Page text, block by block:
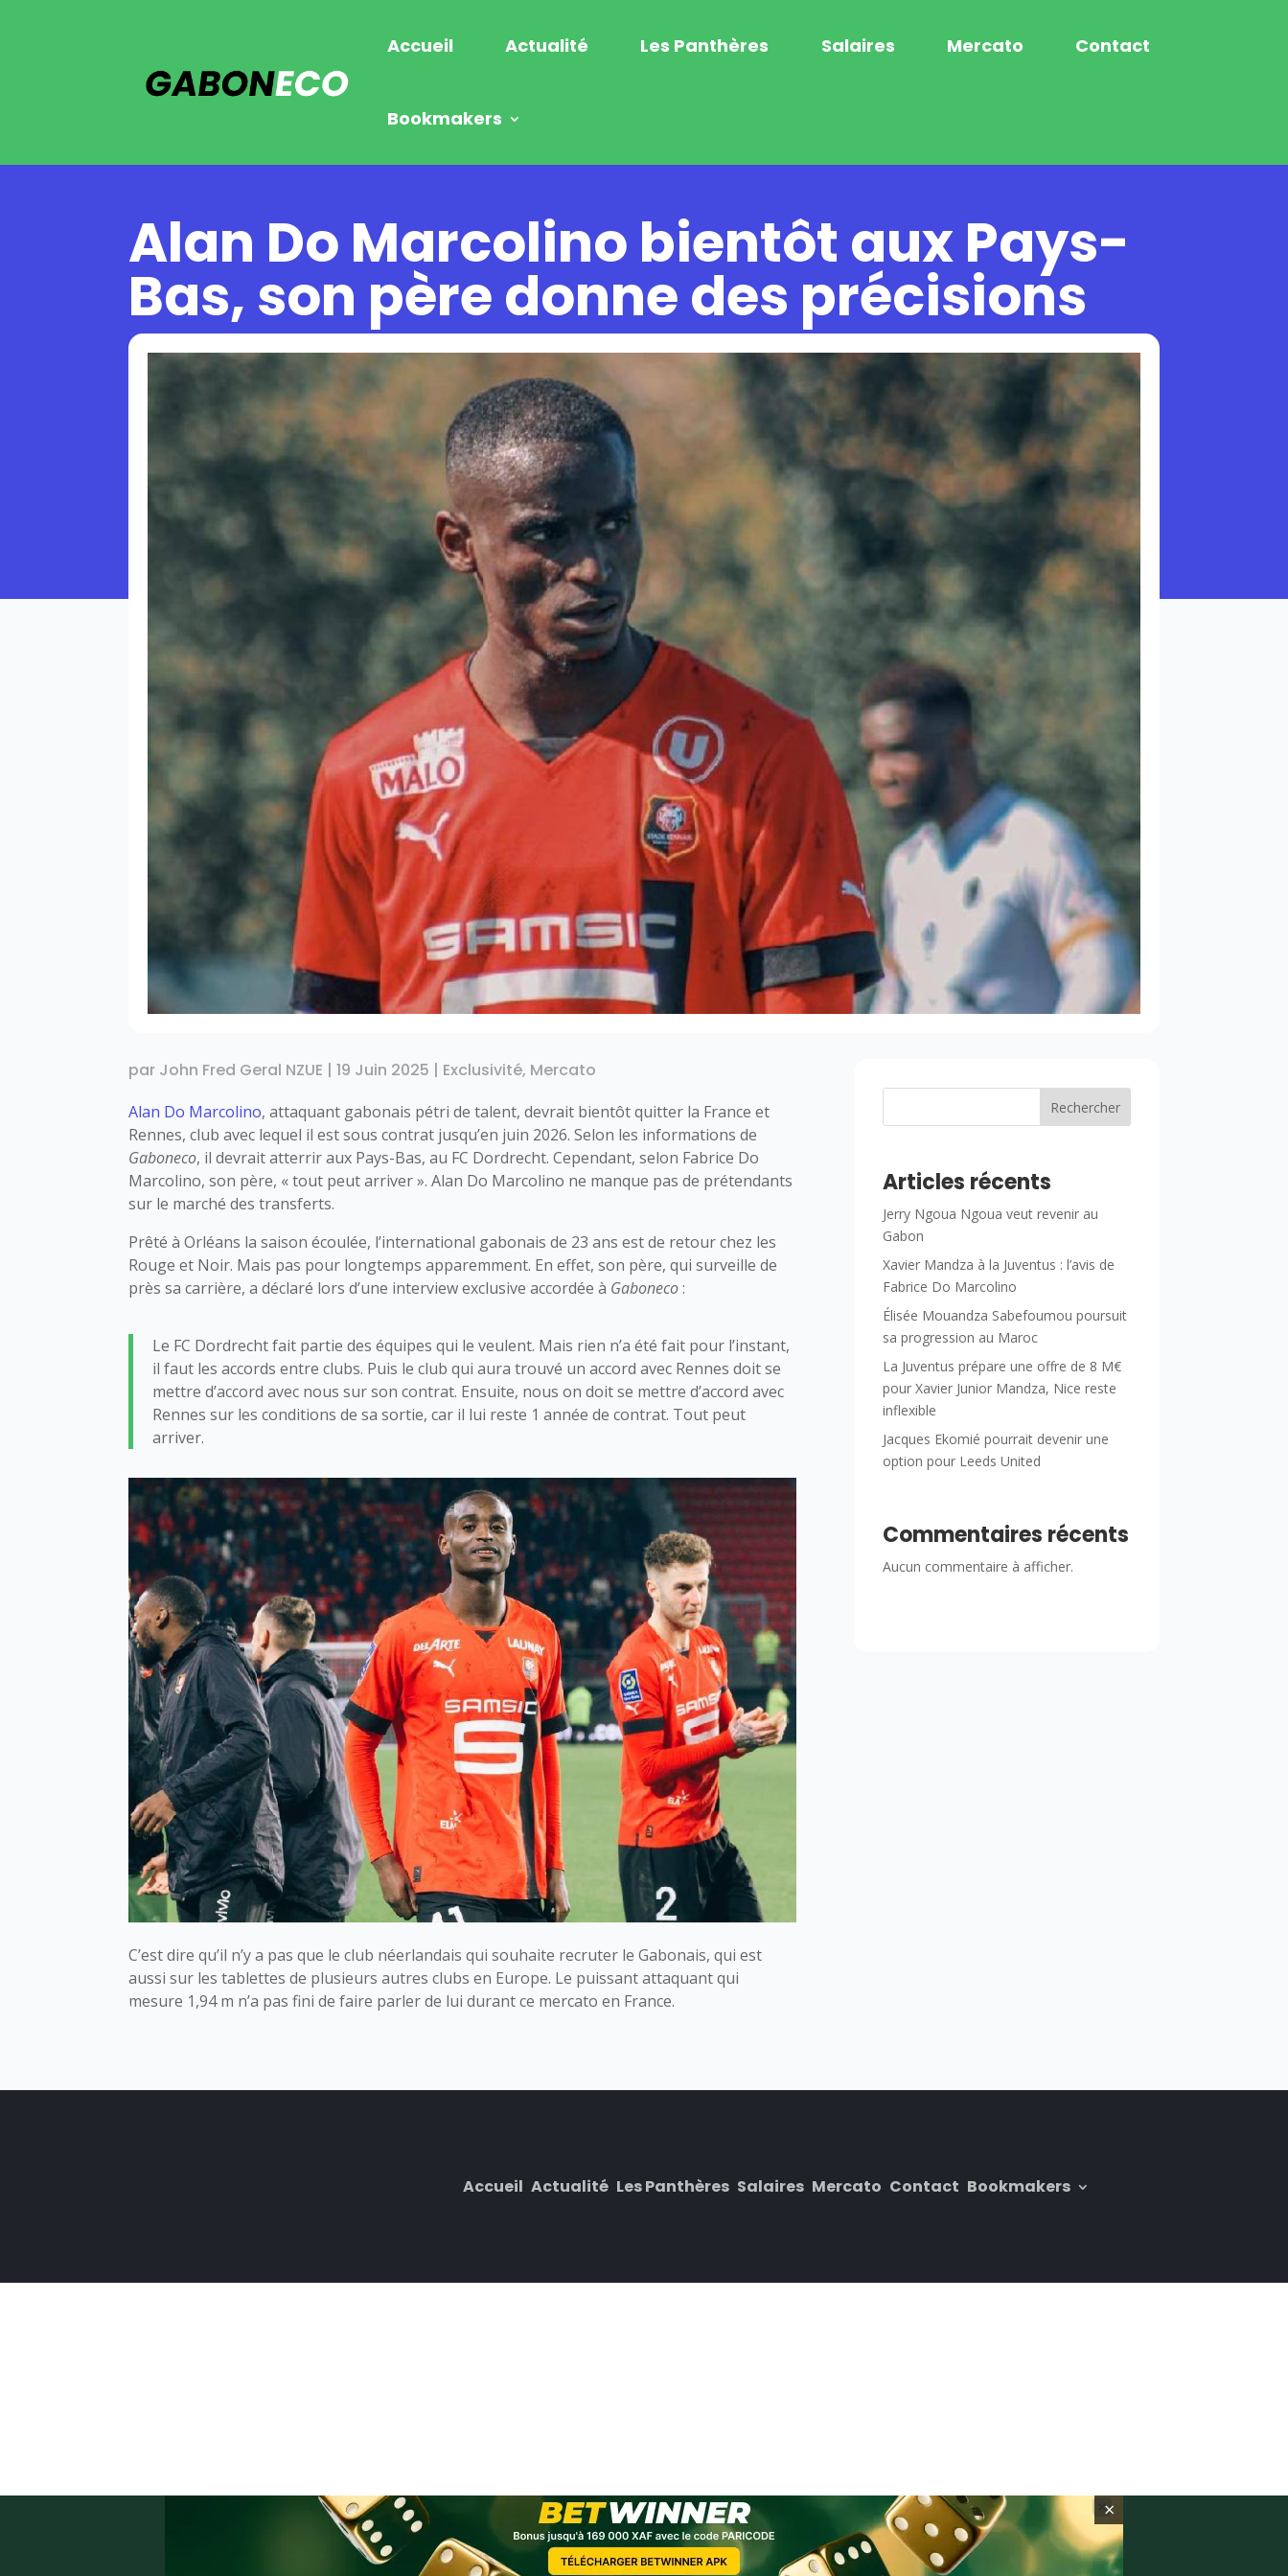
Accueil Actualité Les Panthères Salaires Mercato Contact
Bookmakers
Alan Do Marcolino bientôt aux Pays-
Bas, son père donne des précisions
par John Fred Geral NZUE |19 Juin 2025 | Exclusivité, Mercato
Alan Do Marcolino, attaquant gabonais pétri de talent, devrait bientôt quitter la France et
Rennes, club avec lequel il est sous contrat jusqu’en juin 2026. Selon les informations de
Gaboneco, il devrait atterrir aux Pays-Bas, au FC Dordrecht. Cependant, selon Fabrice Do
Marcolino, son père, « tout peut arriver ». Alan Do Marcolino ne manque pas de prétendants
sur le marché des transferts.
Prêté à Orléans la saison écoulée, l’international gabonais de 23 ans est de retour chez les
Rouge et Noir. Mais pas pour longtemps apparemment. En effet, son père, qui surveille de
près sa carrière, a déclaré lors d’une interview exclusive accordée à Gaboneco:
Le FC Dordrecht fait partie des équipes qui le veulent. Mais rien n’a été fait pour l’instant,
il faut les accords entre clubs. Puis le club qui aura trouvé un accord avec Rennes doit se
mettre d’accord avec nous sur son contrat. Ensuite, nous on doit se mettre d’accord avec
Rennes sur les conditions de sa sortie, car il lui reste 1 année de contrat. Tout peut
arriver.
C’est dire qu’il n’y a pas que le club néerlandais qui souhaite recruter le Gabonais, qui est
aussi sur les tablettes de plusieurs autres clubs en Europe. Le puissant attaquant qui
mesure 1,94 m n’a pas fini de faire parler de lui durant ce mercato en France.
Rechercher
Articles récents
Jerry Ngoua Ngoua veut revenir au
Gabon
Xavier Mandza à la Juventus : l’avis de
Fabrice Do Marcolino
Élisée Mouandza Sabefoumou poursuit
sa progression au Maroc
La Juventus prépare une offre de 8 M€
pour Xavier Junior Mandza, Nice reste
inflexible
Jacques Ekomié pourrait devenir une
option pour Leeds United
Commentaires récents
Aucun commentaire à afficher.
Accueil Actualité Les Panthères Salaires Mercato Contact Bookmakers
×